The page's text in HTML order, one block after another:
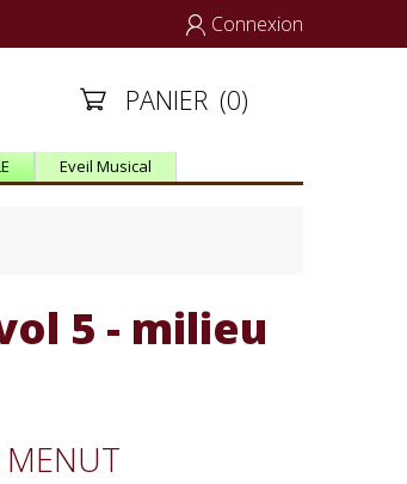
 Connexion
 PANIER (0)
Eveil Musical
5 - milieu